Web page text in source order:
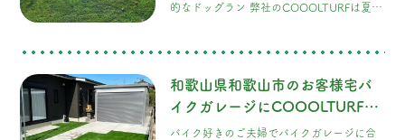
して頂きました。！
的なドッグラン 弊社のCOOOLTURFは夏場
土)カンドは自然を汚さない天然素材100%
えないリアルな見た目もお客様に採用して
頂いた理由でもあります。 飼い主様や愛犬
和歌山県和歌山市のお客様宅バ
イクガレージにCOOOLTURF施
工させて頂きました！
バイク好きのご夫婦でバイクガレージに合